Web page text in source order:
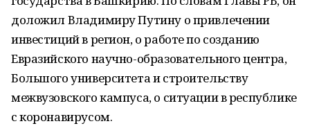
доложил Владимиру Путину о привлечении
инвестиций в регион, о работе по созданию
Евразийского научно-образовательного центра,
Большого университета и строительству
межвузовского кампуса, о ситуации в республике
с коронавирусом.